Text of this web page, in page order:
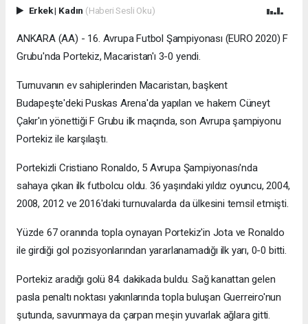
Erkek| Kadın (Haberi Sesli Oku)
ANKARA (AA) - 16. Avrupa Futbol Şampiyonası (EURO 2020) F
Grubu'nda Portekiz, Macaristan'ı 3-0 yendi.
Turnuvanın ev sahiplerinden Macaristan, başkent
Budapeşte'deki Puskas Arena'da yapılan ve hakem Cüneyt
Çakır'ın yönettiği F Grubu ilk maçında, son Avrupa şampiyonu
Portekiz ile karşılaştı.
Portekizli Cristiano Ronaldo, 5 Avrupa Şampiyonası'nda
sahaya çıkan ilk futbolcu oldu. 36 yaşındaki yıldız oyuncu, 2004,
2008, 2012 ve 2016'daki turnuvalarda da ülkesini temsil etmişti.
Yüzde 67 oranında topla oynayan Portekiz'in Jota ve Ronaldo
ile girdiği gol pozisyonlarından yararlanamadığı ilk yarı, 0-0 bitti.
Portekiz aradığı golü 84. dakikada buldu. Sağ kanattan gelen
pasla penaltı noktası yakınlarında topla buluşan Guerreiro'nun
şutunda, savunmaya da çarpan meşin yuvarlak ağlara gitti.